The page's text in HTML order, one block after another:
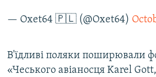
— Oxet64 🇵🇱 (@Oxet64)
В'їдливі поляки поширювали
«Чеського авіаносця Karel